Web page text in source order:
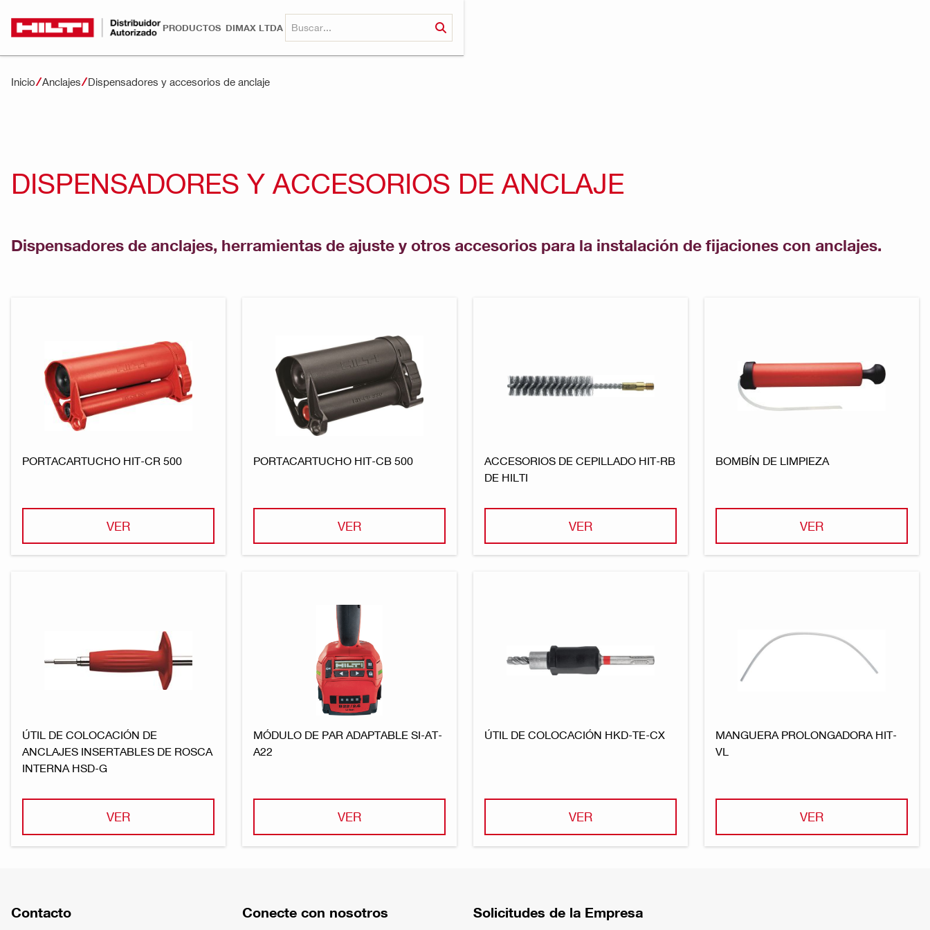
PRODUCTOS DIMAX LTDA
Inicio Anclajes Dispensadores y accesorios de anclaje
DISPENSADORES Y ACCESORIOS DE ANCLAJE
Dispensadores de anclajes, herramientas de ajuste y otros accesorios para la instalación de fijaciones con anclajes.
PORTACARTUCHO HIT-CR 500
VER
PORTACARTUCHO HIT-CB 500
VER
ACCESORIOS DE CEPILLADO HIT-RB
DE HILTI
VER
BOMBÍN DE LIMPIEZA
VER
ÚTIL DE COLOCACIÓN DE
ANCLAJES INSERTABLES DE ROSCA
INTERNA HSD-G
VER
MÓDULO DE PAR ADAPTABLE SI-AT-
A22
VER
ÚTIL DE COLOCACIÓN HKD-TE-CX
VER
MANGUERA PROLONGADORA HIT-
VL
VER
Contacto Conecte con nosotros Solicitudes de la Empresa